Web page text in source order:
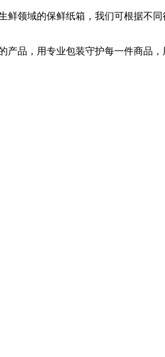
领域的保鲜纸箱，我们可根据不同
品，用专业包装守护每一件商品